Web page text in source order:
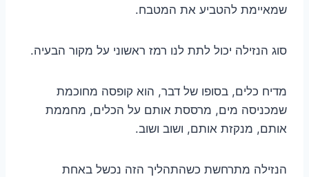
שמאיימת להטביע את המטבח.
סוג הנזילה יכול לתת לנו רמז ראשוני על מקור הבעיה.
מדיח כלים, בסופו של דבר, הוא קופסה מחוכמת
שמכניסה מים, מרססת אותם על הכלים, מחממת
אותם, מנקזת אותם, ושוב ושוב.
הנזילה מתרחשת כשהתהליך הזה נכשל באחת